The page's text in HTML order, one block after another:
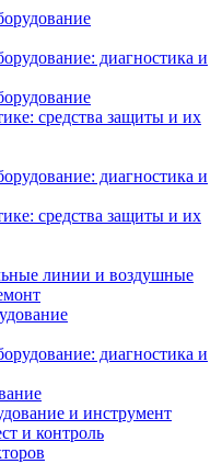
диагностика и
средства защиты и их
диагностика и
средства защиты и их
линии и воздушные
диагностика и
и инструмент
и контроль